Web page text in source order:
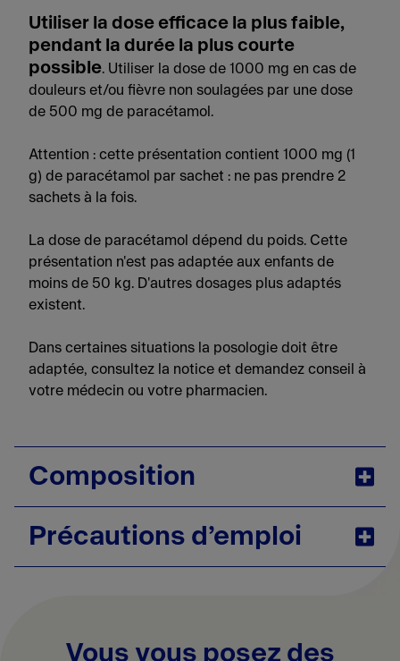
Utiliser la dose efficace la plus faible,
pendant la durée la plus courte
possible. Utiliser la dose de 1000 mg en cas de
douleurs et/ou fièvre non soulagées par une dose
de 500 mg de paracétamol.
Attention : cette présentation contient 1000 mg (1
g) de paracétamol par sachet : ne pas prendre 2
sachets à la fois.
La dose de paracétamol dépend du poids. Cette
présentation n'est pas adaptée aux enfants de
moins de 50 kg. D'autres dosages plus adaptés
existent.
Dans certaines situations la posologie doit être
adaptée, consultez la notice et demandez conseil à
votre médecin ou votre pharmacien.
Composition
Le DolipraneLiquiz 1000mg, suspension buvable
en sachetest composé de :
1000mg de paracétamol : permet le soulagement
Précautions d’emploi
rares. Pour connaître la liste complète des contre-
Vous vous posez des